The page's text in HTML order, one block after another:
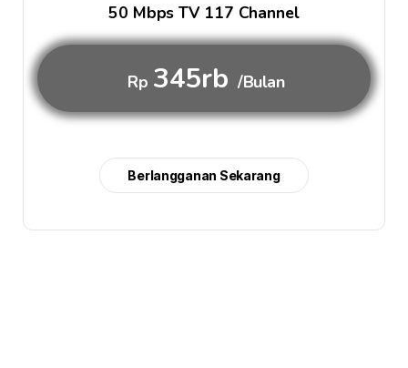
50 Mbps TV 117 Channel
Rp 345rb /Bulan
Berlangganan Sekarang